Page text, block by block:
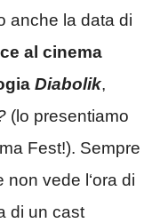
anche la data di
al cinema
Diabolik,
(lo presentiamo
Fest!). Sempre
vede l‘ora di
di un cast